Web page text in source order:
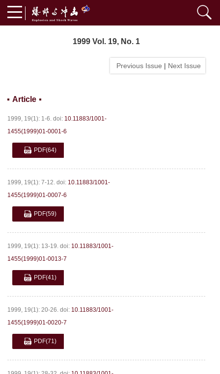
1999 Vol. 19, No. 1
Previous Issue | Next Issue
Article
1999, 19(1): 1-6. doi: 10.11883/1001-
1455(1999)01-0001-6
PDF(64)
1999, 19(1): 7-12. doi: 10.11883/1001-
1455(1999)01-0007-6
PDF(59)
1999, 19(1): 13-19. doi: 10.11883/1001-
1455(1999)01-0013-7
PDF(41)
1999, 19(1): 20-26. doi: 10.11883/1001-
1455(1999)01-0020-7
PDF(71)